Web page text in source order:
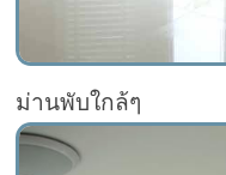
ม่านพับใกล้ๆ